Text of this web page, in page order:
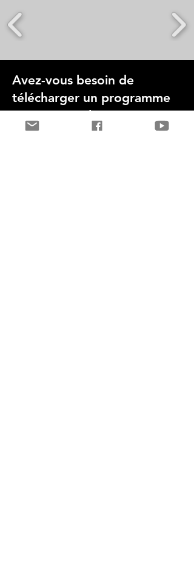
Avez-vous besoin de
télécharger un programme
ou un manuel ?